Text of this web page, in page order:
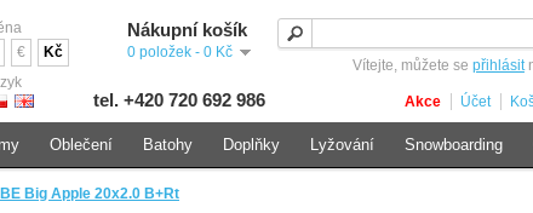
€ Kč
Nákupní košík
0 položek - 0 Kč
Vítejte, můžete se přihlásit
tel. +420 720 692 986 Akce Účet
Big Apple 20x2.0 B+Rt
Oblečení Batohy Doplňky Lyžování Snowboarding